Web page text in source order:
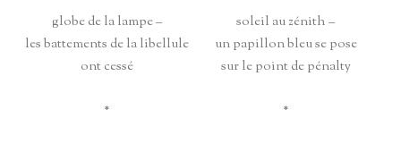
globe de la lampe –
les battements de la libellule
ont cessé
*
soleil au zénith –
un papillon bleu se pose
sur le point de pénalty
*